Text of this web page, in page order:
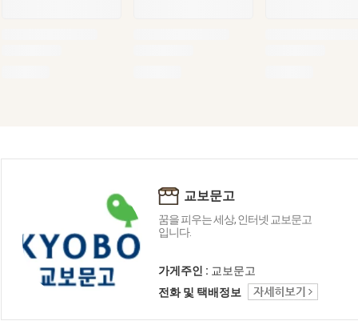
교보문고
꿈을 피우는 세상, 인터넷 교보문고
입니다.
가게주인 : 교보문고
전화 및 택배정보